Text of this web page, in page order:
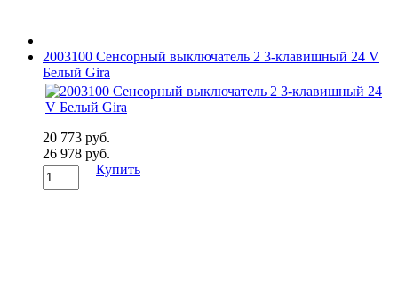
2003100 Сенсорный выключатель 2 3-клавишный 24 V
Белый Gira
20 773 руб.
26 978 руб.
Купить